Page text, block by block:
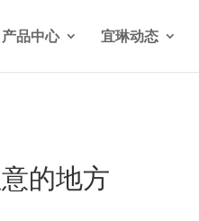
on line5841
产品中心 宜琳动态
的地方